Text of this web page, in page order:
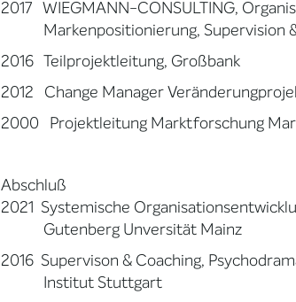
2017 WIEGMANN-CONSULTING,
Markenpositionierung, Supervision &
2016 Teilprojektleitung, Großbank
2012 Change Manager
2000 Projektleitung Marktforschung
Abschluß
2021 Systemische
Gutenberg Unversität Mainz
2016 Supervison & Coaching,
Institut Stuttgart